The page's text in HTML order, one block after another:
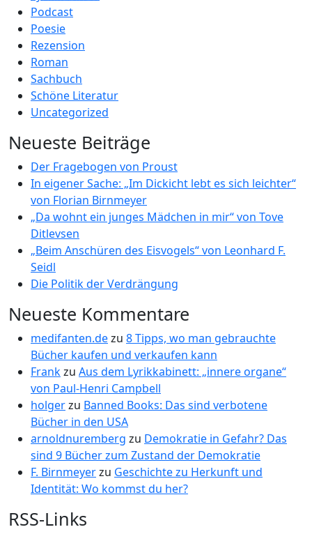
Podcast
Poesie
Rezension
Roman
Sachbuch
Schöne Literatur
Uncategorized
Neueste Beiträge
Der Fragebogen von Proust
In eigener Sache: „Im Dickicht lebt es sich leichter“
von Florian Birnmeyer
„Da wohnt ein junges Mädchen in mir“ von Tove
Ditlevsen
„Beim Anschüren des Eisvogels“ von Leonhard F.
Seidl
Die Politik der Verdrängung
Neueste Kommentare
medifanten.dezu 8 Tipps, wo man gebrauchte
Bücher kaufen und verkaufen kann
Frankzu Aus dem Lyrikkabinett: „innere organe“
von Paul-Henri Campbell
holgerzu Banned Books: Das sind verbotene
Bücher in den USA
arnoldnuremberg zu Demokratie in Gefahr? Das
sind 9 Bücher zum Zustand der Demokratie
F. Birnmeyerzu Geschichte zu Herkunft und
Identität: Wo kommst du her?
RSS-Links